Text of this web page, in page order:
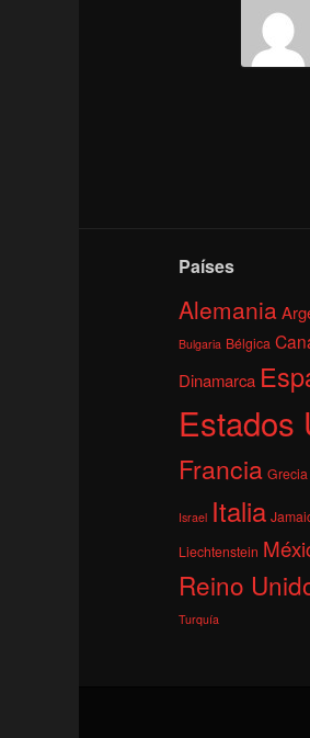
Países
Alemania
Bulgaria Bélgica
Dinamarca
Estados
Francia Grecia
Israel Italia
Liechtenstein
Reino
Turquía